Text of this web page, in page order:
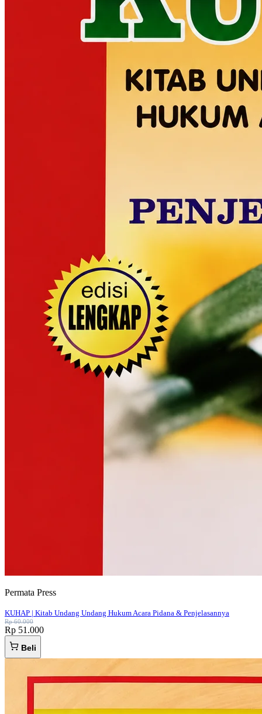
Permata Press
KUHAP | Kitab Undang Undang Hukum Acara Pidana & Penjelasannya
Rp 60.000
Rp 51.000
Beli